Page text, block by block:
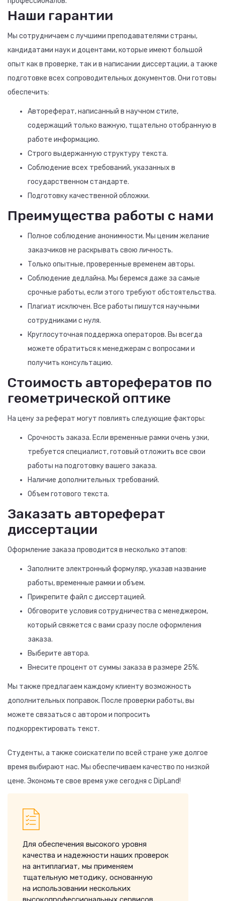
Наши гарантии
Мы сотрудничаем с лучшими преподавателями страны,
кандидатами наук и доцентами, которые имеют большой
опыт как в проверке, так и в написании диссертации, а также
подготовке всех сопроводительных документов. Они готовы
обеспечить:
Автореферат, написанный в научном стиле,
содержащий только важную, тщательно отобранную в
работе информацию.
Строго выдержанную структуру текста.
Соблюдение всех требований, указанных в
государственном стандарте.
Подготовку качественной обложки.
Преимущества работы с нами
Полное соблюдение анонимности. Мы ценим желание
заказчиков не раскрывать свою личность.
Только опытные, проверенные временем авторы.
Соблюдение дедлайна. Мы беремся даже за самые
срочные работы, если этого требуют обстоятельства.
Плагиат исключен. Все работы пишутся научными
сотрудниками с нуля.
Круглосуточная поддержка операторов. Вы всегда
можете обратиться к менеджерам с вопросами и
получить консультацию.
Стоимость авторефератов по
геометрической оптике
На цену за реферат могут повлиять следующие факторы:
Срочность заказа. Если временные рамки очень узки,
требуется специалист, готовый отложить все свои
работы на подготовку вашего заказа.
Наличие дополнительных требований.
Объем готового текста.
Заказать автореферат
диссертации
Оформление заказа проводится в несколько этапов:
Заполните электронный формуляр, указав название
работы, временные рамки и объем.
Прикрепите файл с диссертацией.
Обговорите условия сотрудничества с менеджером,
который свяжется с вами сразу после оформления
заказа.
Выберите автора.
Внесите процент от суммы заказа в размере 25%.
Мы также предлагаем каждому клиенту возможность
дополнительных поправок. После проверки работы, вы
можете связаться с автором и попросить
подкорректировать текст.
Студенты, а также соискатели по всей стране уже долгое
время выбирают нас. Мы обеспечиваем качество по низкой
цене. Экономьте свое время уже сегодня с DipLand!
Для обеспечения высокого уровня
качества и надежности наших проверок
на антиплагиат, мы применяем
тщательную методику, основанную
на использовании нескольких